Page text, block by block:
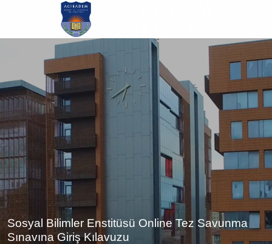
atla
Sosyal Bilimler Enstitüsü Online Tez Savunma
Sınavına Giriş Kılavuzu